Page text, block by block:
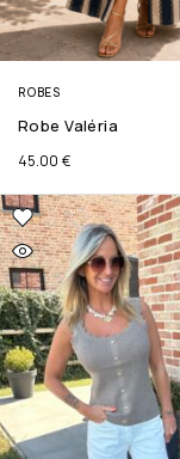
ROBES
Robe Valéria
45.00 €